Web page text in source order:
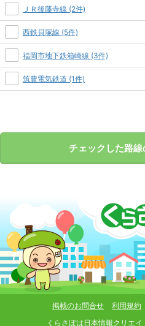
ＪＲ後藤寺線 (2件)
西鉄貝塚線 (5件)
福岡市地下鉄箱崎線 (3件)
筑豊電気鉄道 (1件)
チェックした路
掲載のお問合せ 利用規約
くらさぽは 日本情報クリエイ